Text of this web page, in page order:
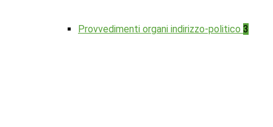
Provvedimenti organi indirizzo-politico 3